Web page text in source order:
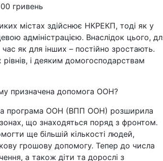
гривень
містах здійснює НКРЕКП, тоді як у
адміністрацією. Внаслідок цього,
як для інших – постійно зростають.
і деяким домогосподарствам
призначена допомога ООН?
програма ООН (ВПП ООН) розширила
що знаходяться поряд з фронтом.
ще більшій кількості людей,
грошову допомогу. Тепер до числа
а також діти та дорослі з